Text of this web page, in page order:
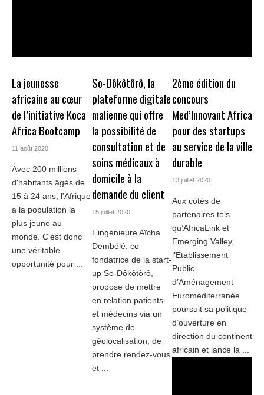
La jeunesse
africaine au cœur
de l’initiative Koca
Africa Bootcamp
11 août 2020
Avec 200 millions
d'habitants âgés de
15 à 24 ans, l'Afrique
a la population la
plus jeune au
monde. C'est donc
une véritable
opportunité pour ...
So-Dôkôtôrô, la
plateforme digitale
malienne qui offre
la possibilité de
consultation et de
soins médicaux à
domicile à la
demande du client
15 juillet 2020
L’ingénieure Aïcha
Dembélé, co-
fondatrice de la start-
up So-Dôkôtôrô,
propose de mettre
en relation patients
et médecins via un
système de
géolocalisation, de
prendre rendez-vous
et ...
2ème édition du
concours
Med’Innovant Africa
pour des startups
au service de la ville
durable
13 juillet 2020
Aux côtés de
partenaires tels
qu’AfricaLink et
Emerging Valley,
l’Établissement
Public
d’Aménagement
Euroméditerranée
poursuit sa politique
d’ouverture en
direction du continent
africain et lance la ...